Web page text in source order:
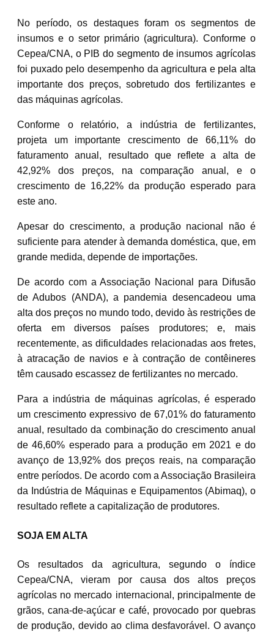
No período, os destaques foram os segmentos de
insumos e o setor primário (agricultura). Conforme o
Cepea/CNA, o PIB do segmento de insumos agrícolas
foi puxado pelo desempenho da agricultura e pela alta
importante dos preços, sobretudo dos fertilizantes e
das máquinas agrícolas.
Conforme o relatório, a indústria de fertilizantes,
projeta um importante crescimento de 66,11% do
faturamento anual, resultado que reflete a alta de
42,92% dos preços, na comparação anual, e o
crescimento de 16,22% da produção esperado para
este ano.
Apesar do crescimento, a produção nacional não é
suficiente para atender à demanda doméstica, que, em
grande medida, depende de importações.
De acordo com a Associação Nacional para Difusão
de Adubos (ANDA), a pandemia desencadeou uma
alta dos preços no mundo todo, devido às restrições de
oferta em diversos países produtores; e, mais
recentemente, as dificuldades relacionadas aos fretes,
à atracação de navios e à contração de contêineres
têm causado escassez de fertilizantes no mercado.
Para a indústria de máquinas agrícolas, é esperado
um crescimento expressivo de 67,01% do faturamento
anual, resultado da combinação do crescimento anual
de 46,60% esperado para a produção em 2021 e do
avanço de 13,92% dos preços reais, na comparação
entre períodos. De acordo com a Associação Brasileira
da Indústria de Máquinas e Equipamentos (Abimaq), o
resultado reflete a capitalização de produtores.
SOJA EM ALTA
Os resultados da agricultura, segundo o índice
Cepea/CNA, vieram por causa dos altos preços
agrícolas no mercado internacional, principalmente de
grãos, cana-de-açúcar e café, provocado por quebras
de produção, devido ao clima desfavorável. O avanço